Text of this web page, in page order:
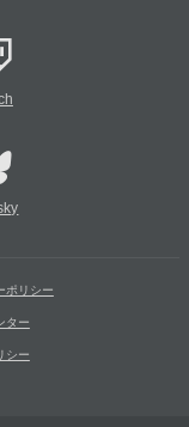
ポリシー
ター
シー